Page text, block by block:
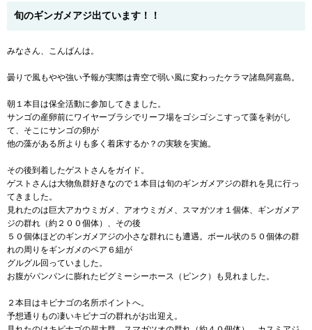
旬のギンガメアジ出ています！！
みなさん、こんばんは。
曇りで風もやや強い予報が実際は青空で弱い風に変わったケラマ諸島阿嘉島。
朝１本目は保全活動に参加してきました。
サンゴの産卵前にワイヤーブラシでリーフ場をゴシゴシこすって藻を剥がし
て、そこにサンゴの卵が
他の藻がある所よりも多く着床するか？の実験を実施。
その後到着したゲストさんをガイド。
ゲストさんは大物魚群好きなので１本目は旬のギンガメアジの群れを見に行っ
てきました。
見れたのは巨大アカウミガメ、アオウミガメ、スマガツオ１個体、ギンガメア
ジの群れ（約２００個体）、その後
５０個体ほどのギンガメアジの小さな群れにも遭遇。ボール状の５０個体の群
れの周りをギンガメのペア６組が
グルグル回っていました。
お腹がパンパンに膨れたピグミーシーホース（ピンク）も見れました。
２本目はキビナゴの名所ポイントへ。
予想通りもの凄いキビナゴの群れがお出迎え。